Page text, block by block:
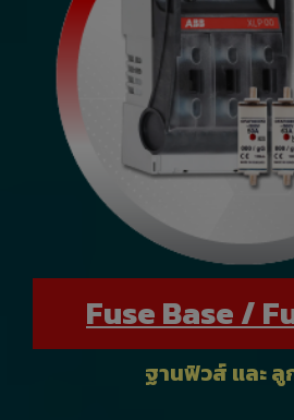
Fuse Base /
ฐานฟิวส์ และ